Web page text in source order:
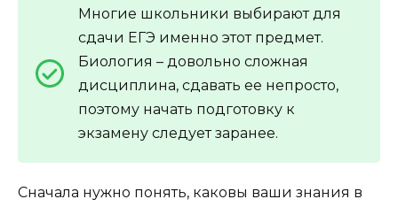
Многие школьники выбирают для
сдачи ЕГЭ именно этот предмет.
Биология – довольно сложная
дисциплина, сдавать ее непросто,
поэтому начать подготовку к
экзамену следует заранее.
Сначала нужно понять, каковы ваши знания в